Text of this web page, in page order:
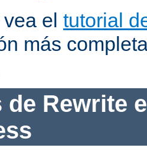
el tutorial
más
de Rewrite